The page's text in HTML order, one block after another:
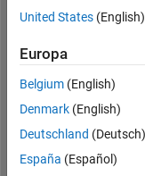
Following:
Follow
Nachricht
http://
Professional
United States (English)
Europa
Belgium (English)
Denmark (English)
Deutschland (Deutsch)
España (Español)